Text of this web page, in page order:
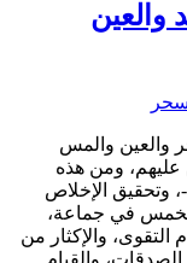
والعين
والعين والمس
ومن هذه
، وتحقيق الإخلاص
في جماعة،
التقوى، والإكثار من